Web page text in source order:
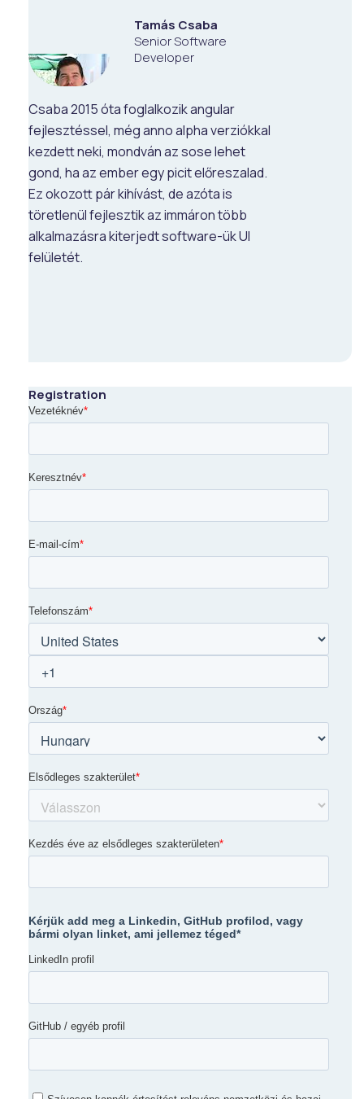
Registration
Tamás Csaba
Senior Software
Developer
Csaba 2015 óta foglalkozik angular
fejlesztéssel, még anno alpha verziókkal
kezdett neki, mondván az sose lehet
gond, ha az ember egy picit előreszalad.
Ez okozott pár kihívást, de azóta is
töretlenül fejlesztik az immáron több
alkalmazásra kiterjedt software-ük UI
felületét.